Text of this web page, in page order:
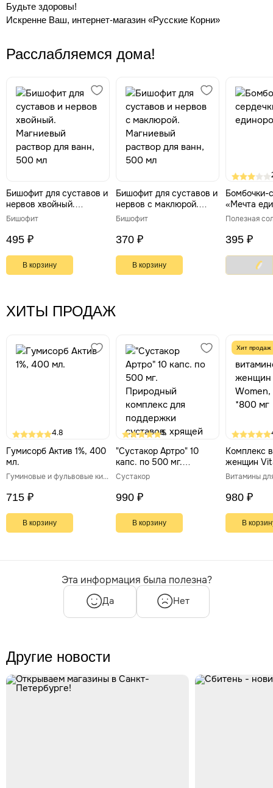
Будьте здоровы!
Искренне Ваш, интернет-магазин «Русские Корни»
Расслабляемся дома!
Бишофит для суставов и
нервов хвойный.
Магниевый раствор для
ванн, 500 мл
Бишофит
495 ₽
В корзину
Бишофит для суставов и
нервов с маклюрой.
Магниевый раствор для
ванн, 500 мл
Бишофит
370 ₽
В корзину
Бомбочки-
«Мечта
г
Полезная
395 ₽
ХИТЫ ПРОДАЖ
4.8
Гумисорб Актив 1%, 400
мл.
Гуминовые и фульвовые кислоты
715 ₽
В корзину
5
"Сустакор Артро" 10
капс. по 500 мг.
Природный комплекс
для поддержки
суставов, хрящей и
Сустакор
990 ₽
В корзину
Хит продаж
Комплекс
женщин
90 табл
Витамины
980 ₽
В
Эта информация была полезна?
Да Нет
Другие новости